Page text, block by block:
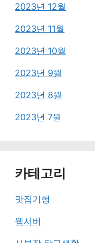
2023년 12월
2023년 11월
2023년 10월
2023년 9월
2023년 8월
2023년 7월
카테고리
맛집기행
웹서버